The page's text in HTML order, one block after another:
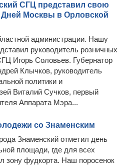
СГЦ представил свою
Москвы в Орловской
администрации. Нашу
руководитель розничных
Игорь Соловьев. Губернатор
Клычков, руководитель
политики и
Виталий Сучков, первый
Аппарата Мэра...
со Знаменским
Знаменский отметил день
площади, где для всех
зону фудкорта. Наш поросенок